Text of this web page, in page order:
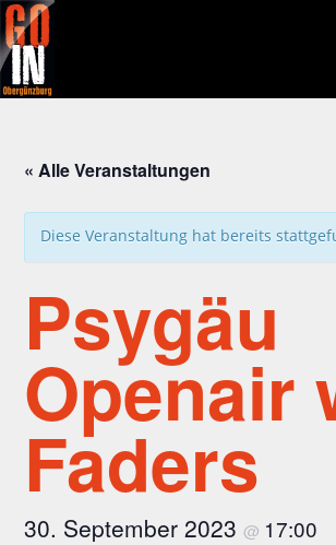
Zum
Inhalt
springen
« Alle Veranstaltungen
Diese Veranstaltung hat bereits
Psygäu
Openair
Faders
30. September 2023@ 17:00